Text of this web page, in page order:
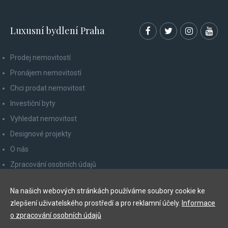
Luxusní bydlení Praha
Prodej nemovitostí
Pronájem nemovitostí
Chci prodat nemovitost
Investiční byty
Vyhledat nemovitost
Designové projekty
O nás
Zpracování osobních údajů
Odhlášení z newsletteru
Na našich webových stránkách používáme soubory cookie ke
zlepšení uživatelského prostředí a pro reklamní účely. Informace
o zpracování osobních údajů